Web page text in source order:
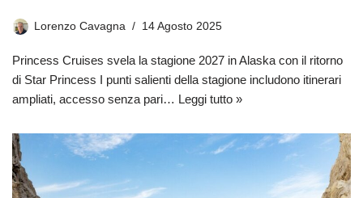
Lorenzo Cavagna 14 Agosto 2025
Princess Cruises svela la stagione 2027 in Alaska con il ritorno
di Star Princess I punti salienti della stagione includono itinerari
ampliati, accesso senza pari… Leggi tutto »